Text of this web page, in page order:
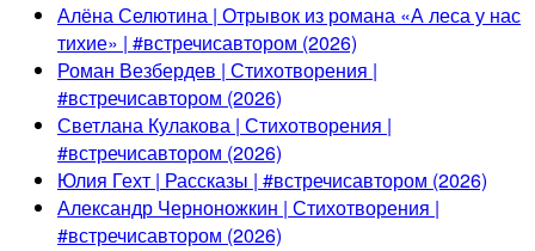
Алёна Селютина | Отрывок из романа «А леса у нас
тихие» | #встречисавтором (2026)
Роман Везбердев | Стихотворения |
#встречисавтором (2026)
Светлана Кулакова | Стихотворения |
#встречисавтором (2026)
Юлия Гехт | Рассказы | #встречисавтором (2026)
Александр Черноножкин | Стихотворения |
#встречисавтором (2026)